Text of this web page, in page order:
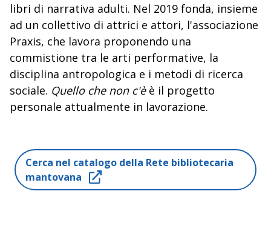
libri di narrativa adulti. Nel 2019 fonda, insieme
ad un collettivo di attrici e attori, l'associazione
Praxis, che lavora proponendo una
commistione tra le arti performative, la
disciplina antropologica e i metodi di ricerca
sociale. Quello che non c'èè il progetto
personale attualmente in lavorazione.
Cerca nel catalogo della Rete bibliotecaria
mantovana